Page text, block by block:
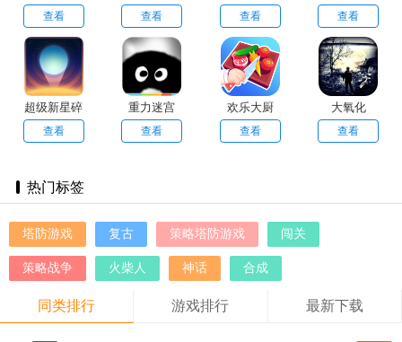
cleaner
查看 查看 查看 查看
超级新星碎
砖块
查看
重力迷宫
查看
欢乐大厨
查看
大氧化
查看
热门标签
塔防游戏 复古 策略塔防游戏 闯关
策略战争 火柴人 神话 合成
同类排行 游戏排行 最新下载